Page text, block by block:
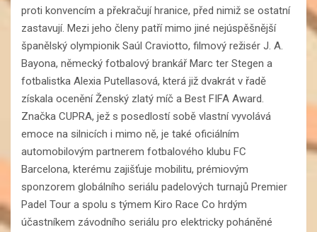
proti konvencím a překračují hranice, před nimiž se ostatní
zastavují. Mezi jeho členy patří mimo jiné nejúspěšnější
španělský olympionik Saúl Craviotto, filmový režisér J. A.
Bayona, německý fotbalový brankář Marc ter Stegen a
fotbalistka Alexia Putellasová, která již dvakrát v řadě
získala ocenění Ženský zlatý míč a Best FIFA Award.
Značka CUPRA, jež s posedlostí sobě vlastní vyvolává
emoce na silnicích i mimo ně, je také oficiálním
automobilovým partnerem fotbalového klubu FC
Barcelona, kterému zajišťuje mobilitu, prémiovým
sponzorem globálního seriálu padelových turnajů Premier
Padel Tour a spolu s týmem Kiro Race Co hrdým
účastníkem závodního seriálu pro elektricky poháněné